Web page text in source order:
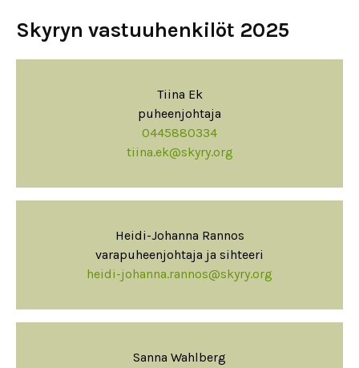
Skyryn vastuuhenkilöt 2025
Tiina Ek
puheenjohtaja
0445880334
tiina.ek@skyry.org
Heidi-Johanna Rannos
varapuheenjohtaja ja sihteeri
heidi-johanna.rannos@skyry.org
Sanna Wahlberg